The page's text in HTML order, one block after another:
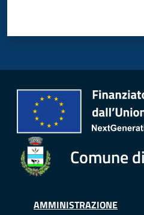
Comune
AMMINISTRAZIONE